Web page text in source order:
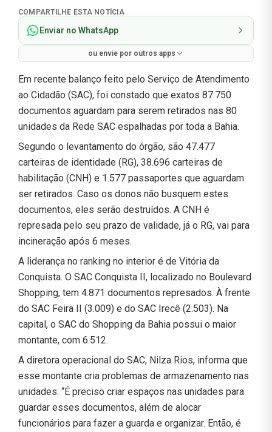
COMPARTILHE ESTA NOTÍCIA
Enviar no WhatsApp
ou envie por outros apps
Em recente balanço feito pelo Serviço de Atendimento
ao Cidadão (SAC), foi constado que exatos 87.750
documentos aguardam para serem retirados nas 80
unidades da Rede SAC espalhadas por toda a Bahia.
Segundo o levantamento do órgão, são 47.477
carteiras de identidade (RG), 38.696 carteiras de
habilitação (CNH) e 1.577 passaportes que aguardam
ser retirados. Caso os donos não busquem estes
documentos, eles serão destruídos. A CNH é
represada pelo seu prazo de validade, já o RG, vai para
incineração após 6 meses.
A liderança no ranking no interior é de Vitória da
Conquista. O SAC Conquista II, localizado no Boulevard
Shopping, tem 4.871 documentos represados. À frente
do SAC Feira II (3.009) e do SAC Irecê (2.503). Na
capital, o SAC do Shopping da Bahia possui o maior
montante, com 6.512.
A diretora operacional do SAC, Nilza Rios, informa que
esse montante cria problemas de armazenamento nas
unidades: “É preciso criar espaços nas unidades para
guardar esses documentos, além de alocar
funcionários para fazer a guarda e organizar. Então, é